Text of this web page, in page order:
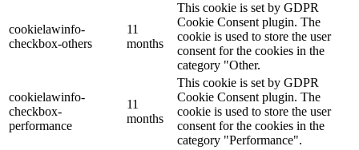
cookielawinfo-
checkbox-others
11
months
This cookie is set by GDPR
Cookie Consent plugin. The
cookie is used to store the user
consent for the cookies in the
category "Other.
cookielawinfo-
checkbox-
performance
11
months
This cookie is set by GDPR
Cookie Consent plugin. The
cookie is used to store the user
consent for the cookies in the
category "Performance".